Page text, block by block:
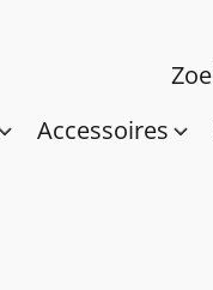
Accessoires